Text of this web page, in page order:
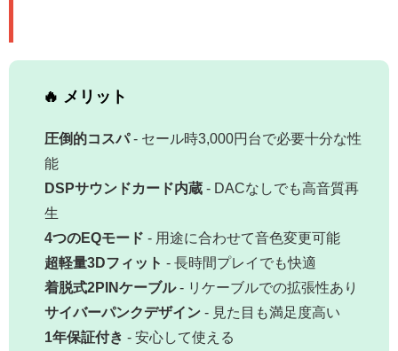
🔥 メリット
圧倒的コスパ- セール時3,000円台で必要十分な性
能
DSPサウンドカード内蔵 - DACなしでも高音質再
生
4つのEQモード - 用途に合わせて音色変更可能
超軽量3Dフィット - 長時間プレイでも快適
着脱式2PINケーブル- リケーブルでの拡張性あり
サイバーパンクデザイン - 見た目も満足度高い
1年保証付き - 安心して使える